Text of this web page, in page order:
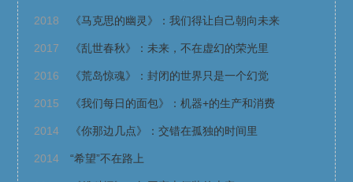
2018 《马克思的幽灵》：我们得让自己朝向未来
2017 《乱世春秋》：未来，不在虚幻的荣光里
2016 《荒岛惊魂》：封闭的世界只是一个幻觉
2015 《我们每日的面包》：机器+的生产和消费
2014 《你那边几点》：交错在孤独的时间里
2014 “希望”不在路上